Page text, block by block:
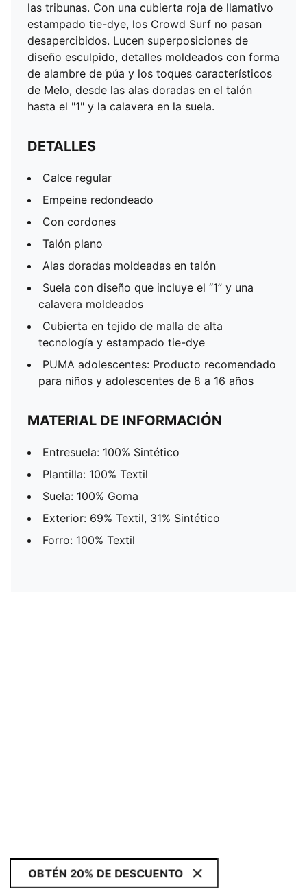
las tribunas. Con una cubierta roja de llamativo
estampado tie-dye, los Crowd Surf no pasan
desapercibidos. Lucen superposiciones de
diseño esculpido, detalles moldeados con forma
de alambre de púa y los toques característicos
de Melo, desde las alas doradas en el talón
hasta el "1" y la calavera en la suela.
DETALLES
Calce regular
Empeine redondeado
Con cordones
Talón plano
Alas doradas moldeadas en talón
Suela con diseño que incluye el “1” y una
calavera moldeados
Cubierta en tejido de malla de alta
tecnología y estampado tie-dye
PUMA adolescentes: Producto recomendado
para niños y adolescentes de 8 a 16 años
MATERIAL DE INFORMACIÓN
Entresuela: 100% Sintético
Plantilla: 100% Textil
Suela: 100% Goma
Exterior: 69% Textil, 31% Sintético
Forro: 100% Textil
OBTÉN 20% DE DESCUENTO